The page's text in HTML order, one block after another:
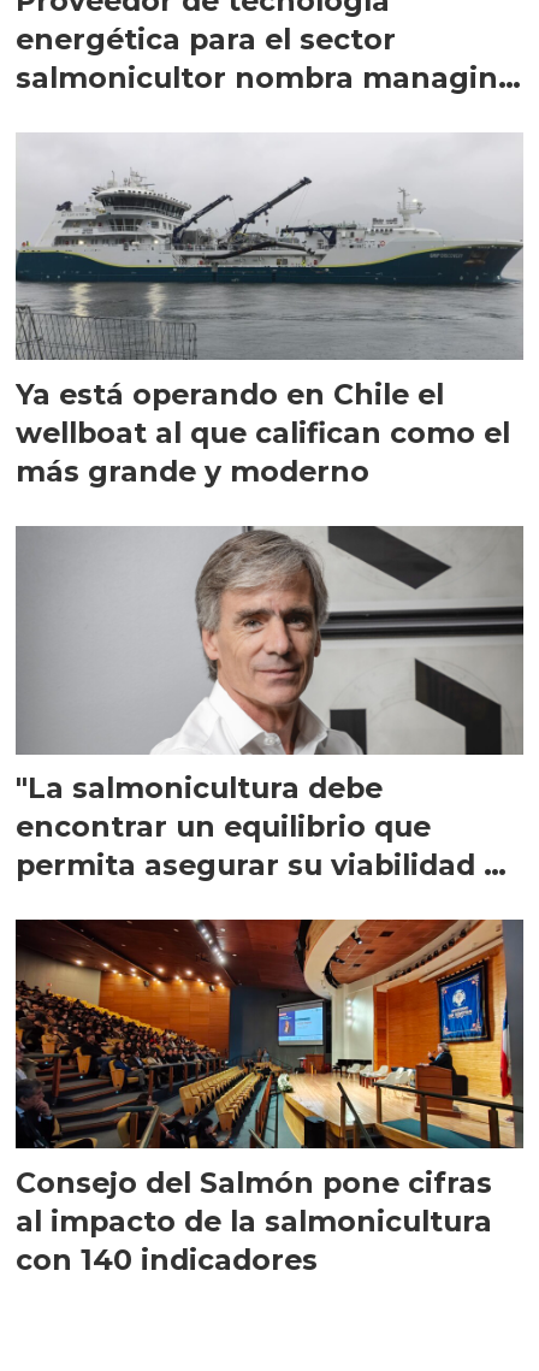
energética para el sector
salmonicultor nombra managing
Ya está operando en Chile el
wellboat al que califican como el
más grande y moderno
"La salmonicultura debe
encontrar un equilibrio que
permita asegurar su viabilidad de
Consejo del Salmón pone cifras
al impacto de la salmonicultura
con 140 indicadores